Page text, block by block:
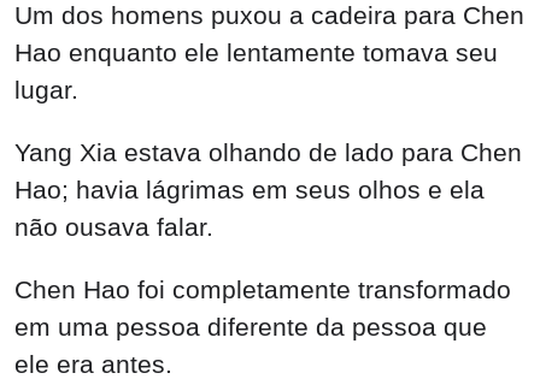
Um dos homens puxou a cadeira para Chen
Hao enquanto ele lentamente tomava seu
lugar.
Yang Xia estava olhando de lado para Chen
Hao; havia lágrimas em seus olhos e ela
não ousava falar.
Chen Hao foi completamente transformado
em uma pessoa diferente da pessoa que
ele era antes.